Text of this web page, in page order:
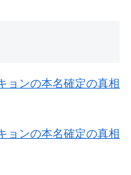
ョンの本名確定の真相
ョンの本名確定の真相